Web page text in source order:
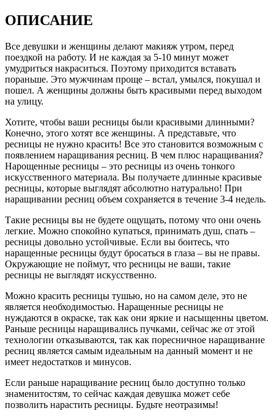
ОПИСАНИЕ
Все девушки и женщины делают макияж утром, перед
поездкой на работу. И не каждая за 5-10 минут может
умудриться накраситься. Поэтому приходится вставать
пораньше. Это мужчинам проще – встал, умылся, покушал и
пошел. А женщины должны быть красивыми перед выходом
на улицу.
Хотите, чтобы ваши ресницы были красивыми длинными?
Конечно, этого хотят все женщины. А представьте, что
ресницы не нужно красить! Все это становится возможным с
появлением наращивания ресниц. В чем плюс наращивания?
Нарощенные ресницы – это ресницы из очень тонкого
искусственного материала. Вы получаете длинные красивые
ресницы, которые выглядят абсолютно натурально! При
наращивании ресниц объем сохраняется в течение 3-4 недель.
Такие ресницы вы не будете ощущать, потому что они очень
легкие. Можно спокойно купаться, принимать душ, спать –
ресницы довольно устойчивые. Если вы боитесь, что
наращенные ресницы будут бросаться в глаза – вы не правы.
Окружающие не поймут, что ресницы не ваши, такие
ресницы не выглядят искусственно.
Можно красить ресницы тушью, но на самом деле, это не
является необходимостью. Наращенные ресницы не
нуждаются в окраске, так как они яркие и насыщенны цветом.
Раньше ресницы наращивались пучками, сейчас же от этой
технологии отказываются, так как поресничное наращивание
ресниц является самым идеальным на данный момент и не
имеет недостатков и минусов.
Если раньше наращивание ресниц было доступно только
знаменитостям, то сейчас каждая девушка может себе
позволить нарастить ресницы. Будьте неотразимы!